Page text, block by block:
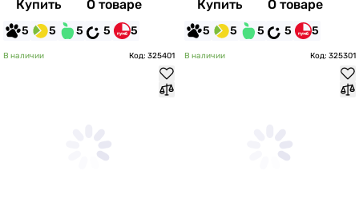
Купить О товаре
5 5 5 5 5
Купить О товаре
5 5 5 5 5
В наличии Код: 325401 В наличии Код: 325301